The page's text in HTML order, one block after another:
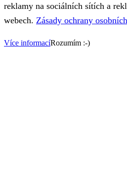
reklamy na sociálních sítích a
webech. Zásady ochrany
Více informacíRozumím :-)